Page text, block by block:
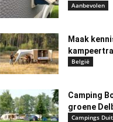
Aanbevolen
Maak
België
Camping
groene
Campings